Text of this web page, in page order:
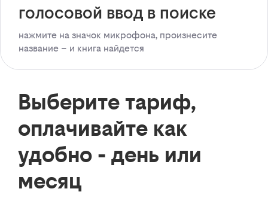
голосовой ввод в поиске
нажмите на значок микрофона, произнесите
название – и книга найдется
Выберите тариф,
оплачивайте как
удобно - день или
месяц